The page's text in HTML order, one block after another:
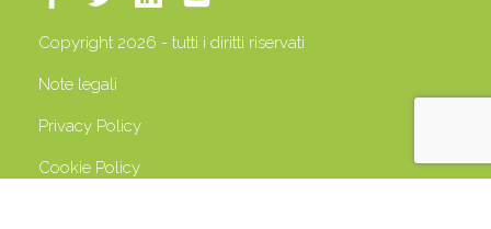
Copyright 2026 - tutti i diritti riservati
Note legali
Privacy Policy
Cookie Policy